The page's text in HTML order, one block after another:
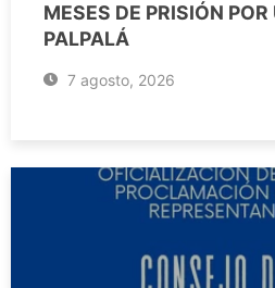
MESES DE PRISIÓN POR
PALPALÁ
7 agosto, 2026